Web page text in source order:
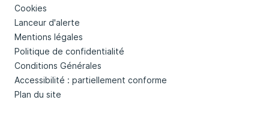
Cookies
Lanceur d'alerte
Mentions légales
Politique de confidentialité
Conditions Générales
Accessibilité : partiellement conforme
Plan du site